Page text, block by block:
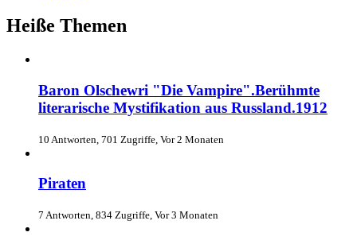
Heiße Themen
Baron Olschewri "Die Vampire".Berühmte
literarische Mystifikation aus Russland.1912
10 Antworten, 701 Zugriffe, Vor 2 Monaten
Piraten
7 Antworten, 834 Zugriffe, Vor 3 Monaten